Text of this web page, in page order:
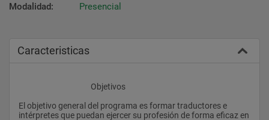
Modalidad:
Presencial
Caracteristicas
					Objetivos
El objetivo general del programa es formar traductores e
intérpretes que puedan ejercer su profesión de forma eficaz en